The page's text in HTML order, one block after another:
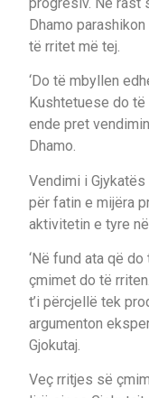
Dhamo
të rritet më tej.
‘Do të mbyllen
Kushtetuese do
ende pret
Dhamo.
Vendimi i
për fatin e mijëra
aktivitetin e tyre
‘Në fund ata që
çmimet do të
t’i përcjellë tek
argumenton
Gjokutaj.
Veç rritjes së